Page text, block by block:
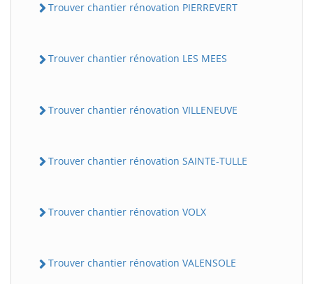
Trouver chantier rénovation PIERREVERT
Trouver chantier rénovation LES MEES
Trouver chantier rénovation VILLENEUVE
Trouver chantier rénovation SAINTE-TULLE
Trouver chantier rénovation VOLX
Trouver chantier rénovation VALENSOLE